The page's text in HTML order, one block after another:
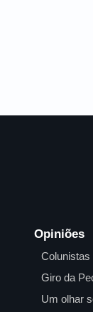
Opiniões
Colunistas
Giro da
Um olhar